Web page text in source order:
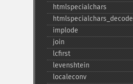
htmlspecialchars
htmlspecialchars_​decode
implode
join
lcfirst
levenshtein
localeconv